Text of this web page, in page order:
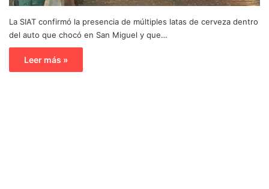
La SIAT confirmó la presencia de múltiples latas de cerveza dentro
del auto que chocó en San Miguel y que…
Leer más »